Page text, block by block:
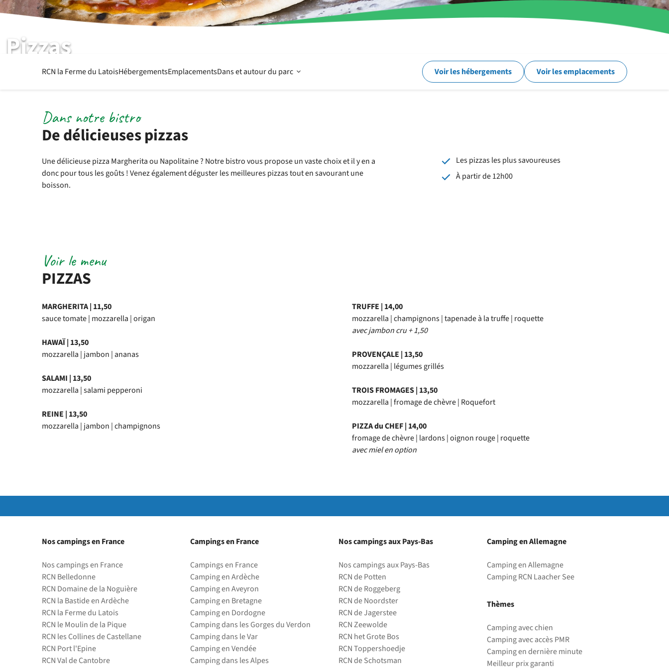
Pizzas
Voir les pizzasRCN la Ferme du LatoisHébergementsEmplacementsDans et autour du parc Ouvrir
autour
Voir les hébergements Voir les emplacements
De délicieuses pizzas
Dans notre bistro
Une délicieuse pizza Margherita ou Napolitaine ? Notre bistro vous propose un vaste choix et il y en a
donc pour tous les goûts ! Venez également déguster les meilleures pizzas tout en savourant une
boisson.
Les pizzas les plus savoureuses
À partir de 12h00
PIZZAS
Voir le menu
MARGHERITA | 11,50
sauce tomate | mozzarella | origan
HAWAÏ | 13,50
mozzarella | jambon | ananas
SALAMI | 13,50
mozzarella | salami pepperoni
REINE | 13,50
mozzarella | jambon | champignons
TRUFFE | 14,00
mozzarella | champignons | tapenade à la truffe | roquette
avec jambon cru + 1,50
PROVENÇALE | 13,50
mozzarella | légumes grillés
TROIS FROMAGES | 13,50
mozzarella | fromage de chèvre | Roquefort
PIZZA du CHEF | 14,00
fromage de chèvre | lardons | oignon rouge | roquette
avec miel en option
Nos campings en France
Nos campings en France
RCN Belledonne
RCN Domaine de la Noguière
RCN la Bastide en Ardèche
RCN la Ferme du Latois
RCN le Moulin de la Pique
RCN les Collines de Castellane
RCN Port l'Epine
RCN Val de Cantobre
Campings en France
Campings en France
Camping en Ardèche
Camping en Aveyron
Camping en Bretagne
Camping en Dordogne
Camping dans les Gorges du Verdon
Camping dans le Var
Camping en Vendée
Camping dans les Alpes
Nos campings aux Pays-Bas
Nos campings aux Pays-Bas
RCN de Potten
RCN de Roggeberg
RCN de Noordster
RCN de Jagerstee
RCN Zeewolde
RCN het Grote Bos
RCN Toppershoedje
RCN de Schotsman
Camping en Allemagne
Camping en Allemagne
Camping RCN Laacher See
Thèmes
Camping avec chien
Camping avec accès PMR
Camping en dernière minute
Meilleur prix garanti